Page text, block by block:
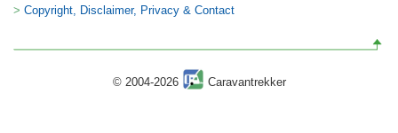
Copyright, Disclaimer, Privacy & Contact
© 2004-2026 Caravantrekker